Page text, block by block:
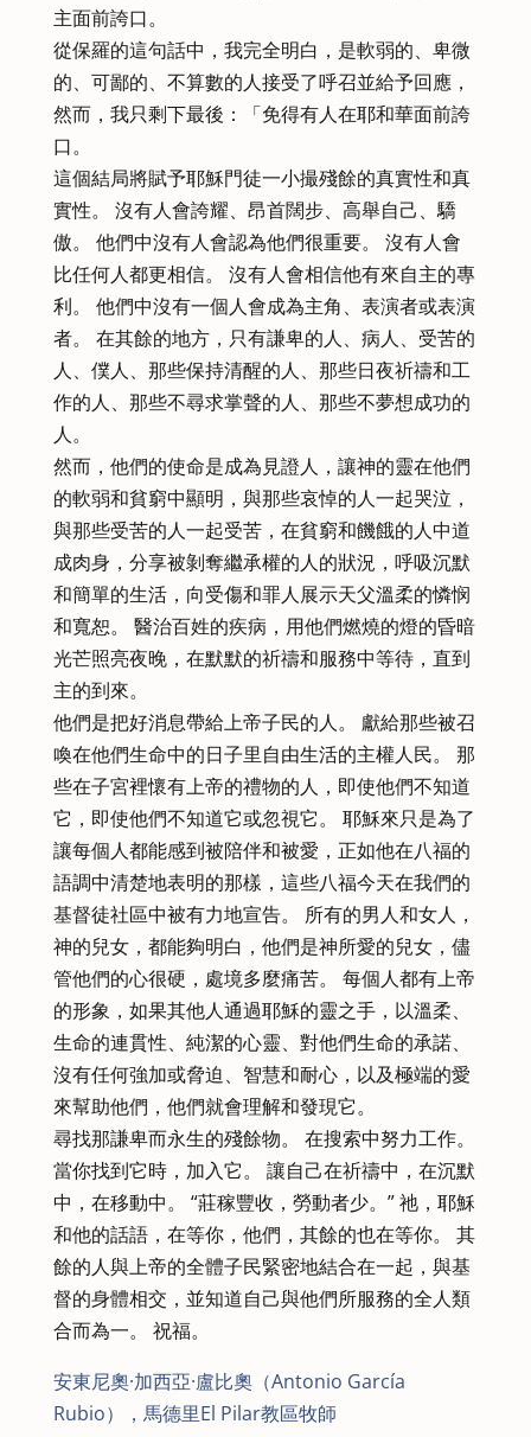
主面前誇口。
從保羅的這句話中，我完全明白，是軟弱的、卑微
的、可鄙的、不算數的人接受了呼召並給予回應，
然而，我只剩下最後：「免得有人在耶和華面前誇
口。
這個結局將賦予耶穌門徒一小撮殘餘的真實性和真
實性。 沒有人會誇耀、昂首闊步、高舉自己、驕
傲。 他們中沒有人會認為他們很重要。 沒有人會
比任何人都更相信。 沒有人會相信他有來自主的專
利。 他們中沒有一個人會成為主角、表演者或表演
者。 在其餘的地方，只有謙卑的人、病人、受苦的
人、僕人、那些保持清醒的人、那些日夜祈禱和工
作的人、那些不尋求掌聲的人、那些不夢想成功的
人。
然而，他們的使命是成為見證人，讓神的靈在他們
的軟弱和貧窮中顯明，與那些哀悼的人一起哭泣，
與那些受苦的人一起受苦，在貧窮和饑餓的人中道
成肉身，分享被剝奪繼承權的人的狀況，呼吸沉默
和簡單的生活，向受傷和罪人展示天父溫柔的憐悯
和寬恕。 醫治百姓的疾病，用他們燃燒的燈的昏暗
光芒照亮夜晚，在默默的祈禱和服務中等待，直到
主的到來。
他們是把好消息帶給上帝子民的人。 獻給那些被召
喚在他們生命中的日子里自由生活的主權人民。 那
些在子宮裡懷有上帝的禮物的人，即使他們不知道
它，即使他們不知道它或忽視它。 耶穌來只是為了
讓每個人都能感到被陪伴和被愛，正如他在八福的
語調中清楚地表明的那樣，這些八福今天在我們的
基督徒社區中被有力地宣告。 所有的男人和女人，
神的兒女，都能夠明白，他們是神所愛的兒女，儘
管他們的心很硬，處境多麼痛苦。 每個人都有上帝
的形象，如果其他人通過耶穌的靈之手，以溫柔、
生命的連貫性、純潔的心靈、對他們生命的承諾、
沒有任何強加或脅迫、智慧和耐心，以及極端的愛
來幫助他們，他們就會理解和發現它。
尋找那謙卑而永生的殘餘物。 在搜索中努力工作。
當你找到它時，加入它。 讓自己在祈禱中，在沉默
中，在移動中。 “莊稼豐收，勞動者少。” 祂，耶穌
和他的話語，在等你，他們，其餘的也在等你。 其
餘的人與上帝的全體子民緊密地結合在一起，與基
督的身體相交，並知道自己與他們所服務的全人類
合而為一。 祝福。
安東尼奧·加西亞·盧比奧（Antonio García
Rubio），馬德里El Pilar教區牧師